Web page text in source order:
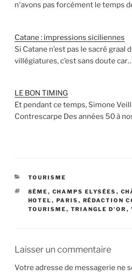
n'avons pas forcément le temps
Catane : impressions siciliennes
Si Catane n’est pas le sacré graal
villégiatures, c’est sans doute
LE BON TIMING
Et pendant ce temps, Simone
Contrescarpe Des années 50 à
CATÉGORIES
TOURISME
ÉTIQUETTES
8ÈME , CHAMPS ELYSÉES ,
HOTEL , PARIS , RÉDACTION
TOURISME , TRIANGLE D'OR ,
Laisser un commentaire
Votre adresse de messagerie ne